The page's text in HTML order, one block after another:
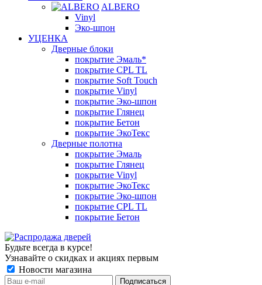
ALBERO
Vinyl
Эко-шпон
УЦЕНКА
Дверные блоки
покрытие Эмаль*
покрытие CPL TL
покрытие Soft Touch
покрытие Vinyl
покрытие Эко-шпон
покрытие Глянец
покрытие Бетон
покрытие ЭкоТекс
Дверные полотна
покрытие Эмаль
покрытие Глянец
покрытие Vinyl
покрытие ЭкоТекс
покрытие Эко-шпон
покрытие CPL TL
покрытие Бетон
Будьте всегда в курсе!
Узнавайте о скидках и акциях первым
Новости магазина